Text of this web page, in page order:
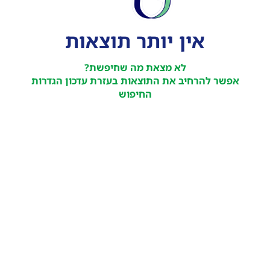
אין יותר תוצאות
לא מצאת מה שחיפשת?
אפשר להרחיב את התוצאות בעזרת עדכון הגדרות
החיפוש